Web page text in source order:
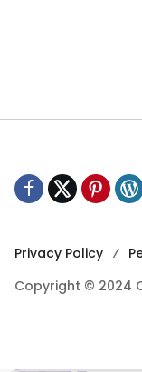
Privacy Policy
Copyright © 2024